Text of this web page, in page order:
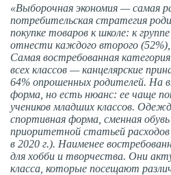
«Выборочная экономия — самая
потребительская стратегия
покупке товаров к школе: к
отнести каждого второго
Самая востребованная
всех классов — канцелярские
64% опрошенных родителей. На
форма, но есть нюанс: ее чаще
учеников младших классов.
спортивная форма, сменная
приоритетной статьей
в 2020 г.). Наименее
для хобби и творчества. Они
класса, которые посещают